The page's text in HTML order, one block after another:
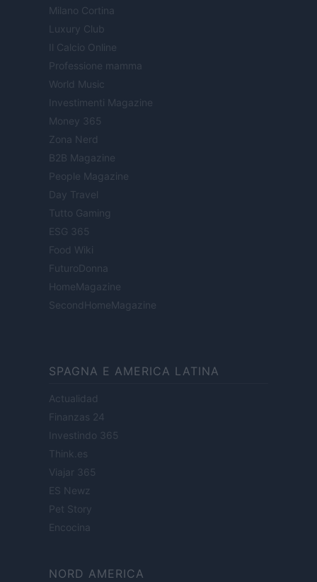
Milano Cortina
Luxury Club
Il Calcio Online
Professione mamma
World Music
Investimenti Magazine
Money 365
Zona Nerd
B2B Magazine
People Magazine
Day Travel
Tutto Gaming
ESG 365
Food Wiki
FuturoDonna
HomeMagazine
SecondHomeMagazine
SPAGNA E AMERICA LATINA
Actualidad
Finanzas 24
Investindo 365
Think.es
Viajar 365
ES Newz
Pet Story
Encocina
NORD AMERICA